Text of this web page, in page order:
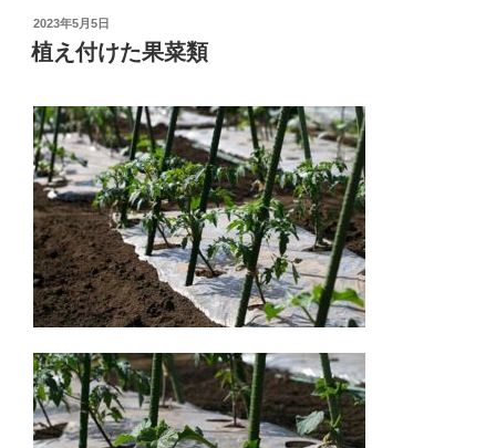
投
稿
日:
2023年5月5日
植え付けた果菜類